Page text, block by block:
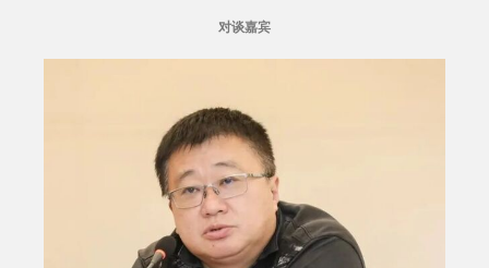
对谈嘉宾